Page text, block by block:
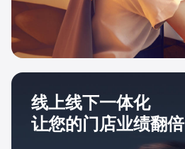
线上线下一体化
让您的门店业绩翻倍